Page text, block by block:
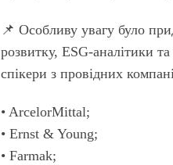
📌 Особливу увагу було
розвитку, ESG-аналітики
спікери з провідних
• ArcelorMittal;
• Ernst & Young;
• Farmak;